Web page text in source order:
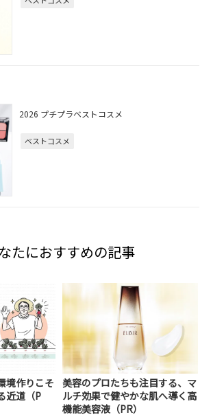
2026 プチプラベストコスメ
ベストコスメ
たにおすすめの記事
境作りこそ
近道（P
美容のプロたちも注目する、マ
ルチ効果で健やかな肌へ導く高
機能美容液（PR）